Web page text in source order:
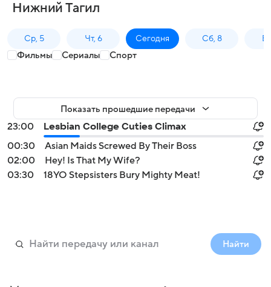
Нижний Тагил
Ср, 5 Чт, 6 Сегодня Сб, 8
Фильмы Сериалы Спорт
Показать прошедшие передачи
23:00
Lesbian College Cuties Climax
00:30
Asian Maids Screwed By Their Boss
02:00
Hey! Is That My Wife?
03:30
18YO Stepsisters Bury Mighty Meat!
Найти